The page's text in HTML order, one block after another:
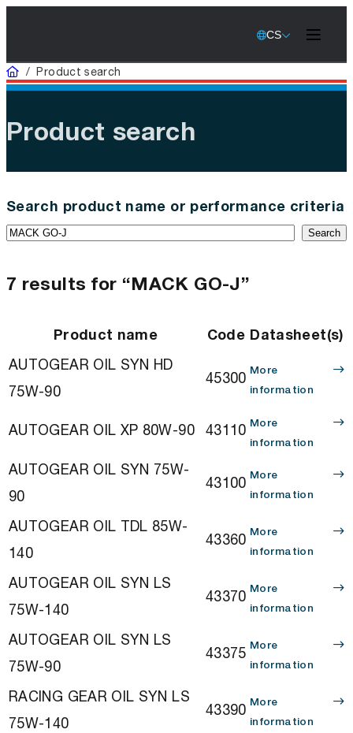
CS
Home
/Product search
Product search
Search product name or performance criteria
Search
7 results for “MACK GO-J”
Product name Code Datasheet(s)
AUTOGEAR OIL SYN HD
75W-90
45300 More
information
AUTOGEAR OIL XP 80W-90 43110 More
information
AUTOGEAR OIL SYN 75W-
90
43100 More
information
AUTOGEAR OIL TDL 85W-
140
43360 More
information
AUTOGEAR OIL SYN LS
75W-140
43370 More
information
AUTOGEAR OIL SYN LS
75W-90
43375 More
information
RACING GEAR OIL SYN LS
75W-140
43390 More
information